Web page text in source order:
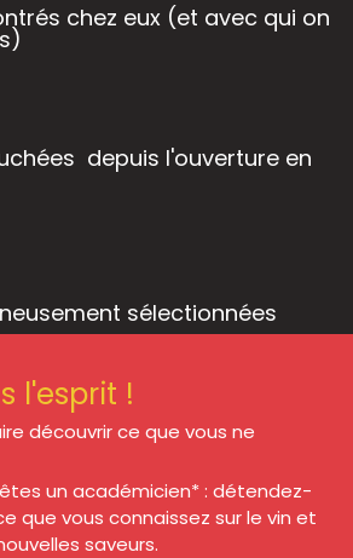
chez eux (et avec qui on
depuis l'ouverture en
sélectionnées
l'esprit !
découvrir ce que vous ne
un académicien* : détendez-
que vous connaissez sur le vin et
saveurs.